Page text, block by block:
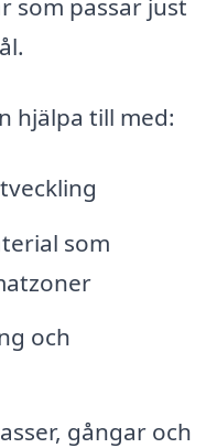
som passar just
hjälpa till med:
som
och
gångar och